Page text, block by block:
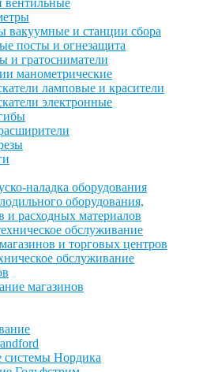
вакуумные и станции сбора
посты и огнезащита
и гратосниматели
манометрические
ламповые и красители
электронные
наладка оборудования
оборудования,
и расходных материалов
обслуживание
и торговых центров
обслуживание
магазинов
системы Нордика